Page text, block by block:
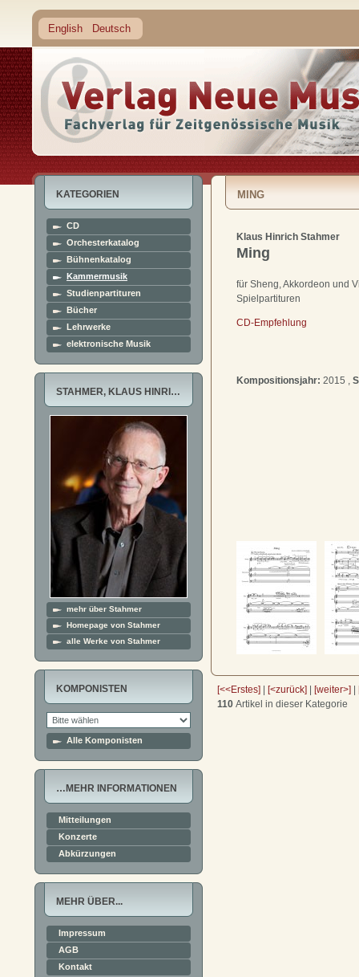
English Deutsch
KATEGORIEN
CD
Orchesterkatalog
Bühnenkatalog
Kammermusik
Studienpartituren
Bücher
Lehrwerke
elektronische Musik
STAHMER, KLAUS HINRI…
mehr über Stahmer
Homepage von Stahmer
alle Werke von Stahmer
KOMPONISTEN
Alle Komponisten
…MEHR INFORMATIONEN
Mitteilungen
Konzerte
Abkürzungen
MEHR ÜBER...
Impressum
AGB
Kontakt
MING
Klaus Hinrich Stahmer
Ming
für Sheng, Akkordeon und
Spielpartituren
CD-Empfehlung
Kompositionsjahr: 2015 ,
[<<Erstes] | [<zurück] | [weiter>] |
110 Artikel in dieser Kategorie